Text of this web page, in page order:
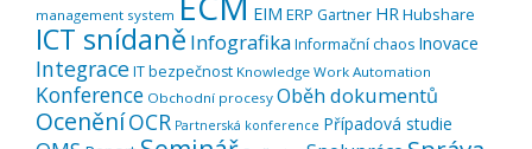
management system
EIM ERP Gartner HR Hubshare
ICT snídaně InfografikaInformační chaos Inovace
IntegraceIT bezpečnost Knowledge Work Automation
Konference Obchodní procesy Oběh dokumentů
OceněníOCR Partnerská konference Případová studie